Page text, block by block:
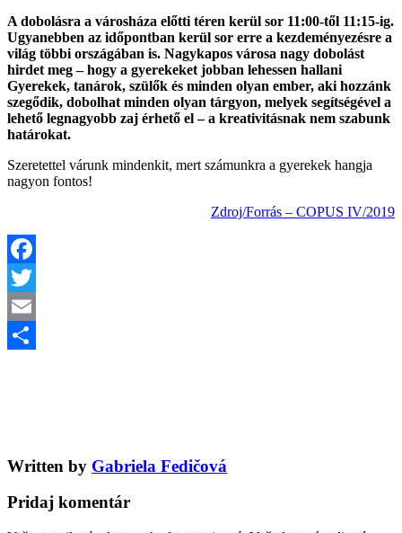
A dobolásra a városháza előtti téren kerül sor 11:00-től 11:15-ig.
Ugyanebben az időpontban kerül sor erre a kezdeményezésre a
világ többi országában is. Nagykapos városa nagy dobolást
hirdet meg – hogy a gyerekeket jobban lehessen hallani
Gyerekek, tanárok, szülők és minden olyan ember, aki hozzánk
szegődik, dobolhat minden olyan tárgyon, melyek segítségével a
lehető legnagyobb zaj érhető el – a kreativitásnak nem szabunk
határokat.
Szeretettel várunk mindenkit, mert számunkra a gyerekek hangja
nagyon fontos!
Zdroj/Forrás – COPUS IV/2019
Facebook
Twitter
Email
Written by Gabriela Fedičová
Pridaj komentár